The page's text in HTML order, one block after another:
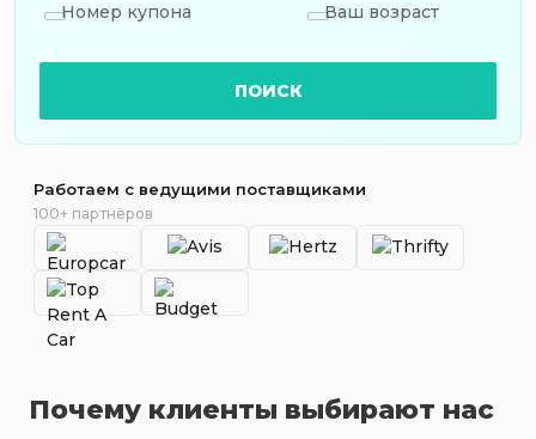
Номер купона Ваш возраст
ПОИСК
Работаем с ведущими поставщиками
100+ партнёров
Почему клиенты выбирают нас